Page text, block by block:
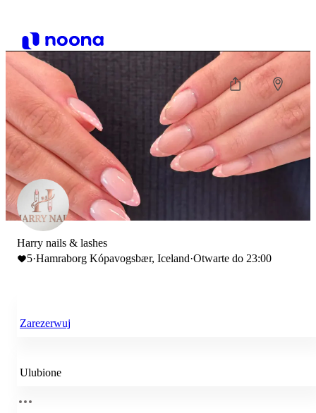
Harry nails & lashes
5· Hamraborg Kópavogsbær, Iceland·Otwarte do 23:00
Zarezerwuj
Ulubione